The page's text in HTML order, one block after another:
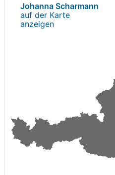
Johanna Scharmann
auf der Karte
anzeigen